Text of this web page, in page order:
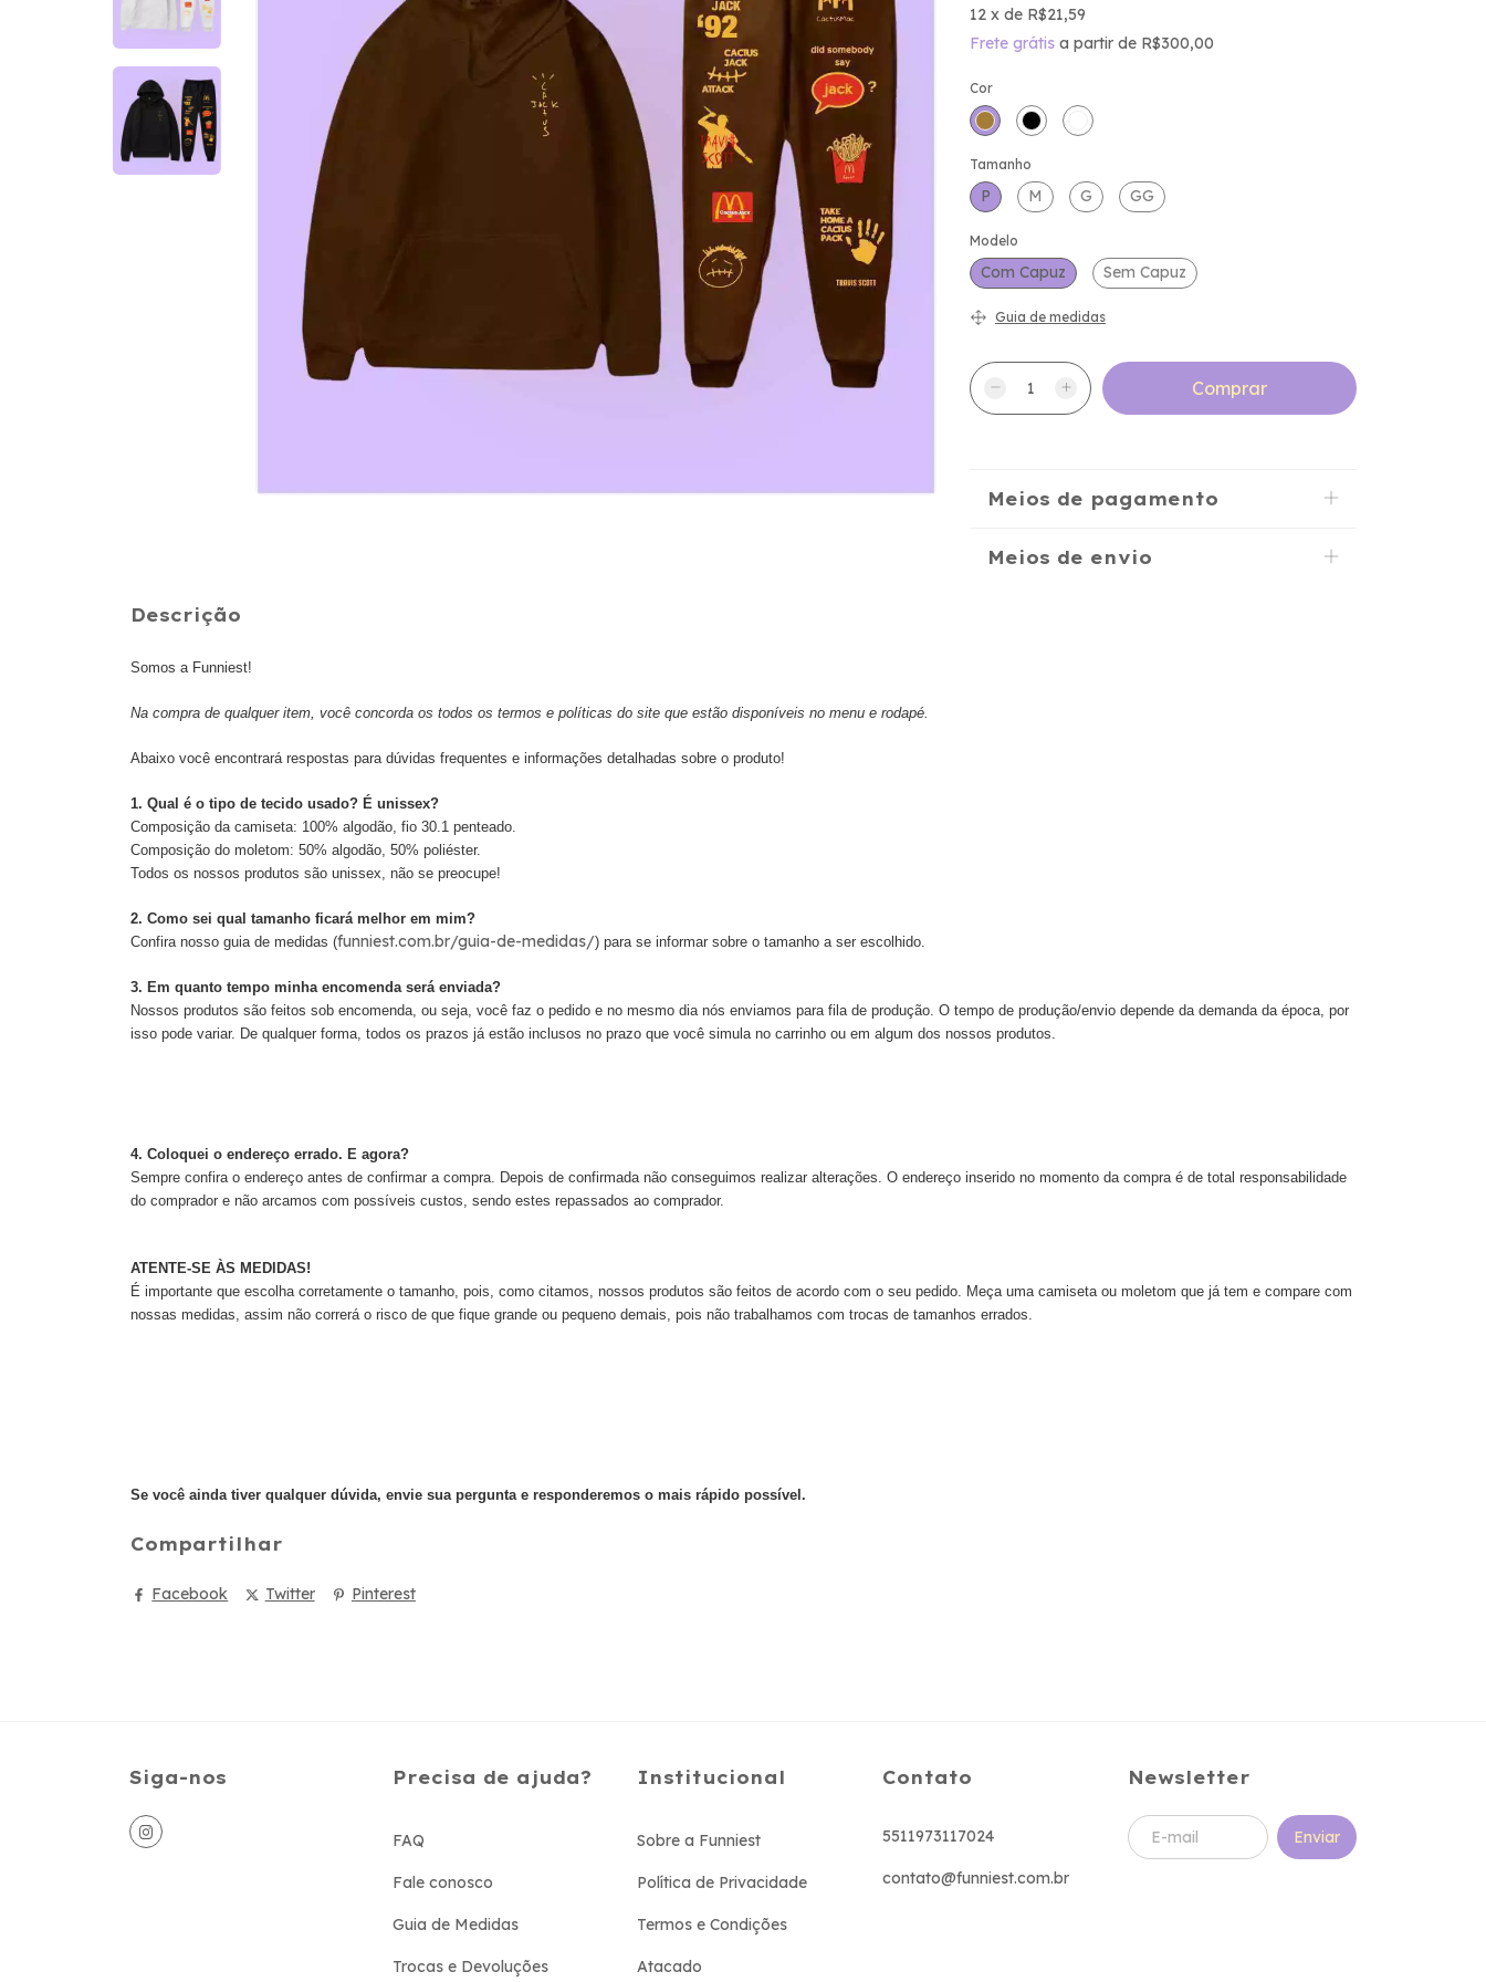
12 x de R$21,59
Frete grátis a partir de R$300,00
Cor
Tamanho
P M G GG
Modelo
Com Capuz Sem Capuz
Guia de medidas
Meios de pagamento
Meios de envio
Descrição
Somos a Funniest!
Na compra de qualquer item, você concorda os todos os termos e políticas do site que estão disponíveis no menu e rodapé.
Abaixo você encontrará respostas para dúvidas frequentes e informações detalhadas sobre o produto!
1. Qual é o tipo de tecido usado? É unissex?
Composição da camiseta: 100% algodão, fio 30.1 penteado.
Composição do moletom: 50% algodão, 50% poliéster.
Todos os nossos produtos são unissex, não se preocupe!
2. Como sei qual tamanho ficará melhor em mim?
Confira nosso guia de medidas (funniest.com.br/guia-de-medidas/) para se informar sobre o tamanho a ser escolhido.
3. Em quanto tempo minha encomenda será enviada?
Nossos produtos são feitos sob encomenda, ou seja, você faz o pedido e no mesmo dia nós enviamos para fila de produção. O tempo de produção/envio depende da demanda da época, por
isso pode variar. De qualquer forma, todos os prazos já estão inclusos no prazo que você simula no carrinho ou em algum dos nossos produtos.
4. Coloquei o endereço errado. E agora?
Sempre confira o endereço antes de confirmar a compra. Depois de confirmada não conseguimos realizar alterações. O endereço inserido no momento da compra é de total responsabilidade
do comprador e não arcamos com possíveis custos, sendo estes repassados ao comprador.
ATENTE-SE ÀS MEDIDAS!
É importante que escolha corretamente o tamanho, pois, como citamos, nossos produtos são feitos de acordo com o seu pedido. Meça uma camiseta ou moletom que já tem e compare com
nossas medidas, assim não correrá o risco de que fique grande ou pequeno demais, pois não trabalhamos com trocas de tamanhos errados.
Se você ainda tiver qualquer dúvida, envie sua pergunta e responderemos o mais rápido possível.
Compartilhar
Facebook Twitter Pinterest
Siga-nos Precisa de ajuda?
FAQ
Fale conosco
Guia de Medidas
Trocas e Devoluções
Institucional
Sobre a Funniest
Política de Privacidade
Termos e Condições
Atacado
Contato
5511973117024
contato@funniest.com.br
Newsletter